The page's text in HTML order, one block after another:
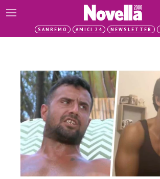
SANREMO AMICI 24 NEWSLETTER